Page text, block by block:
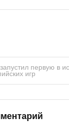
первую в
игр